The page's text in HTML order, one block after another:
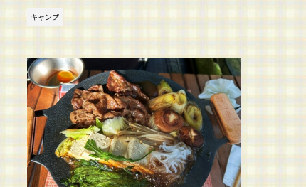
キャンプ